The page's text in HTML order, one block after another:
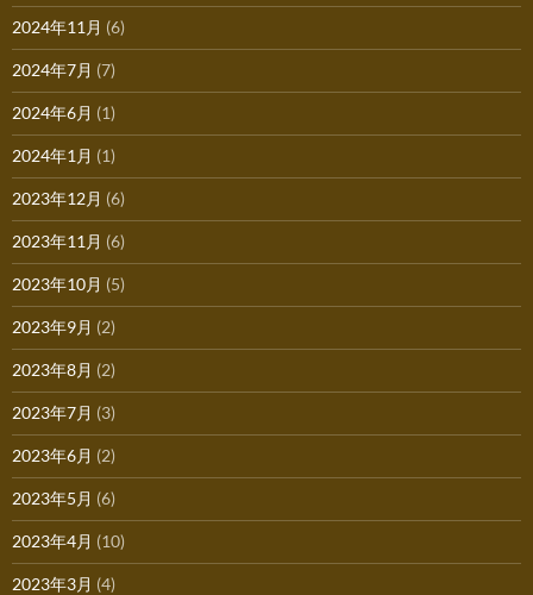
2024年11月 (6)
2024年7月 (7)
2024年6月 (1)
2024年1月 (1)
2023年12月 (6)
2023年11月 (6)
2023年10月 (5)
2023年9月 (2)
2023年8月 (2)
2023年7月 (3)
2023年6月 (2)
2023年5月 (6)
2023年4月 (10)
2023年3月 (4)